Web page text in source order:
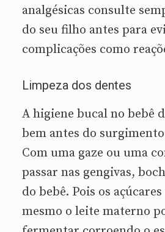
analgésicas consulte
do seu filho antes para
complicações como
Limpeza dos dentes
A higiene bucal no bebê
bem antes do
Com uma gaze ou uma
passar nas gengivas,
do bebê. Pois os
mesmo o leite materno